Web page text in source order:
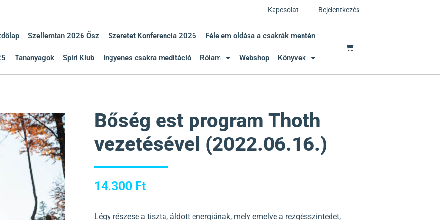
Kapcsolat Bejelentkezés
Szellemtan 2026 Ősz Szeretet Konferencia 2026 Félelem oldása a csakrák mentén
Tananyagok Spiri Klub Ingyenes csakra meditáció Rólam Webshop Könyvek
Bőség est program Thoth
vezetésével (2022.06.16.)
14.300 Ft
Légy részese a tiszta, áldott energiának, mely emelve a rezgésszintedet,